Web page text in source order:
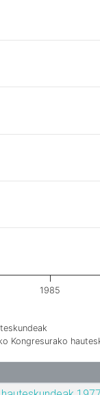
Kongresurako
1985